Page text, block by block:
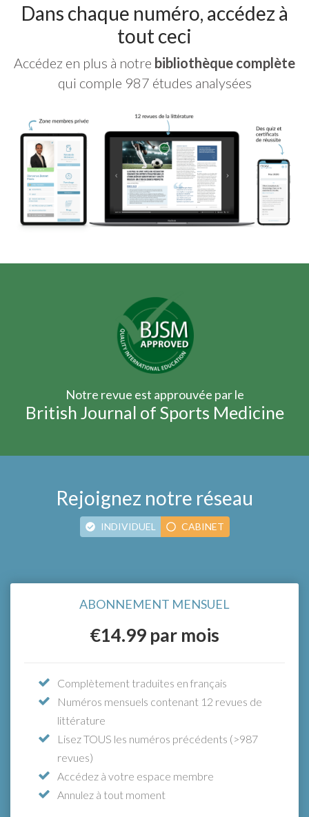
Dans chaque numéro, accédez à
tout ceci
Accédez en plus à notre bibliothèque complète
qui comple 987 études analysées
Notre revue est approuvée par le
British Journal of Sports Medicine
Rejoignez notre réseau
INDIVIDUEL CABINET
ABONNEMENT MENSUEL
€14.99 par mois
Complètement traduites en français
Numéros mensuels contenant 12 revues de
littérature
Lisez TOUS les numéros précédents (>987
revues)
Accédez à votre espace membre
Annulez à tout moment
À partir de seulement€15.33
mois (paiement annuel), bénéficiez
Accédez à l’intégralité des fonctionnalités
avec l’abonnement annuel individuel, plus:
Un compte individuel pour chaque membre